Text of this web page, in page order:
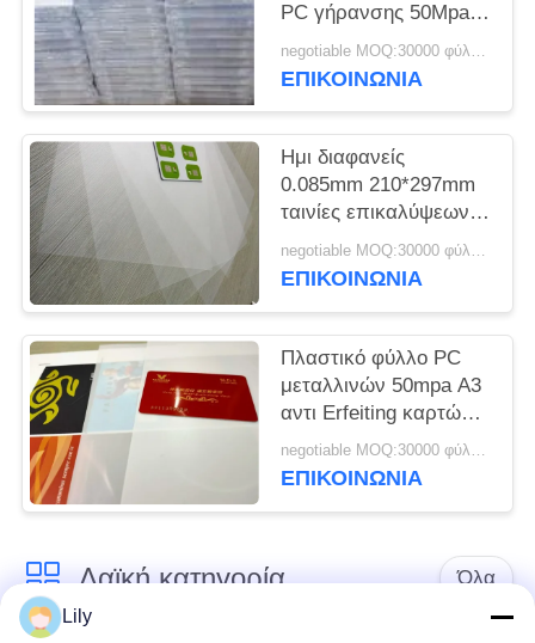
PRIVACY
POLICY
PC γήρανσης 50Mpa
1.3g/Cm3
negotiable MOQ:30000 φύλλα ή 2 τόνοι
ΕΠΙΚΟΙΝΩΝΙΑ
Ημι διαφανείς
0.085mm 210*297mm
ταινίες επικαλύψεων
PC χωρίς επίστρωση negotiable MOQ:30000 φύλλα ή 2 τόνοι
ΕΠΙΚΟΙΝΩΝΙΑ
Πλαστικό φύλλο PC
μεταλλινών 50mpa A3
αντι Erfeiting καρτών
ταυτότητας μικρό
negotiable MOQ:30000 φύλλα ή 2 τόνοι
ΕΠΙΚΟΙΝΩΝΙΑ
Λαϊκή κατηγορία Όλα
Lily